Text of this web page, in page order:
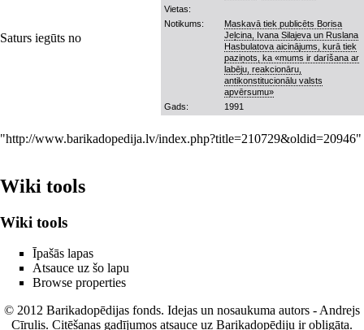
Vietas:
Notikums:
Maskavā tiek publicēts Borisa
Jeļcina, Ivana Silajeva un Ruslana
Hasbulatova aicinājums, kurā tiek
paziņots, ka «mums ir darīšana ar
labēju, reakcionāru,
antikonstitucionālu valsts
apvērsumu»
Gads:
1991
Saturs iegūts no
"http://www.barikadopedija.lv/index.php?title=210729&oldid=20946"
Wiki tools
Wiki tools
Īpašās lapas
Atsauce uz šo lapu
Browse properties
© 2012 Barikadopēdijas fonds. Idejas un nosaukuma autors - Andrejs
Cīrulis. Citēšanas gadījumos atsauce uz Barikadopēdiju ir obligāta.